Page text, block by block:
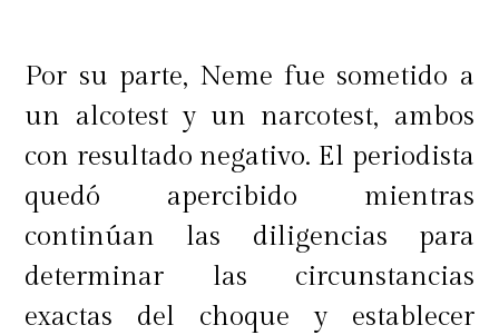
Por su parte, Neme fue sometido a
un alcotest y un narcotest, ambos
con resultado negativo. El periodista
quedó apercibido mientras
continúan las diligencias para
determinar las circunstancias
exactas del choque y establecer